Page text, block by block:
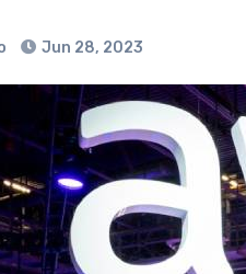
Jun 28, 2023